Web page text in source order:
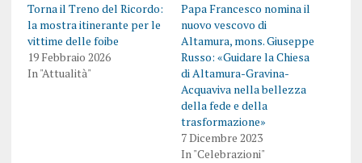
Torna il Treno del Ricordo:
la mostra itinerante per le
vittime delle foibe
19 Febbraio 2026
In "Attualità"
Papa Francesco nomina il
nuovo vescovo di
Altamura, mons. Giuseppe
Russo: «Guidare la Chiesa
di Altamura-Gravina-
Acquaviva nella bellezza
della fede e della
trasformazione»
7 Dicembre 2023
In "Celebrazioni"